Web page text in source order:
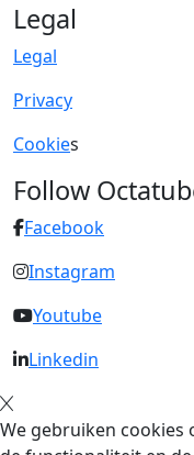
Legal
Legal
Privacy
Cookies
Follow
Facebook
Instagram
Youtube
Linkedin
We gebruiken cookies